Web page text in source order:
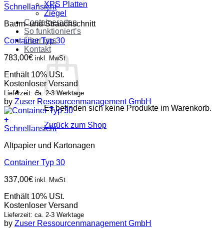
XPS Platten
Ziegel
Containerarten
So funktioniert’s
Über uns
Kontakt
Es befinden sich keine Produkte im Warenkorb.
Zurück zum Shop
Schnellansicht
Baum- und Strauchschnitt
Container Typ 30
783,00€ inkl. MwSt
Enthält 10% USt.
Kostenloser Versand
Lieferzeit: ca. 2-3 Werktage
by Zuser Ressourcenmanagement GmbH
+
Schnellansicht
Altpapier und Kartonagen
Container Typ 30
337,00€ inkl. MwSt
Enthält 10% USt.
Kostenloser Versand
Lieferzeit: ca. 2-3 Werktage
by Zuser Ressourcenmanagement GmbH